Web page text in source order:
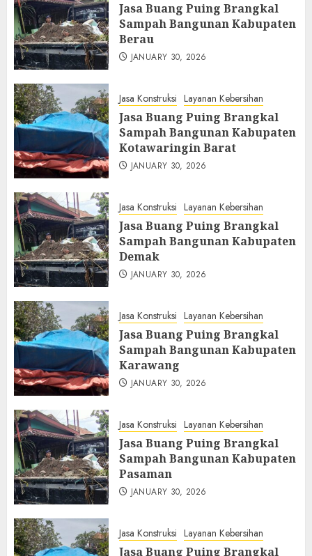
Jasa Buang Puing Brangkal
Sampah Bangunan Kabupaten
Berau
JANUARY 30, 2026
Jasa Konstruksi Layanan Kebersihan
Jasa Buang Puing Brangkal
Sampah Bangunan Kabupaten
Kotawaringin Barat
JANUARY 30, 2026
Jasa Konstruksi Layanan Kebersihan
Jasa Buang Puing Brangkal
Sampah Bangunan Kabupaten
Demak
JANUARY 30, 2026
Jasa Konstruksi Layanan Kebersihan
Jasa Buang Puing Brangkal
Sampah Bangunan Kabupaten
Karawang
JANUARY 30, 2026
Jasa Konstruksi Layanan Kebersihan
Jasa Buang Puing Brangkal
Sampah Bangunan Kabupaten
Pasaman
JANUARY 30, 2026
Jasa Konstruksi Layanan Kebersihan
Jasa Buang Puing Brangkal